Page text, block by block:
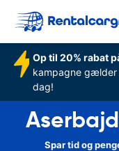
Op til 20% rabat
kampagne gælder
dag!
Spar tid og